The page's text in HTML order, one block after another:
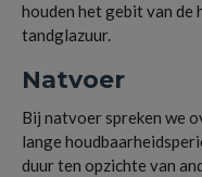
houden het gebit van de
tandglazuur.
Natvoer
Bij natvoer spreken we
lange
duur ten opzichte van